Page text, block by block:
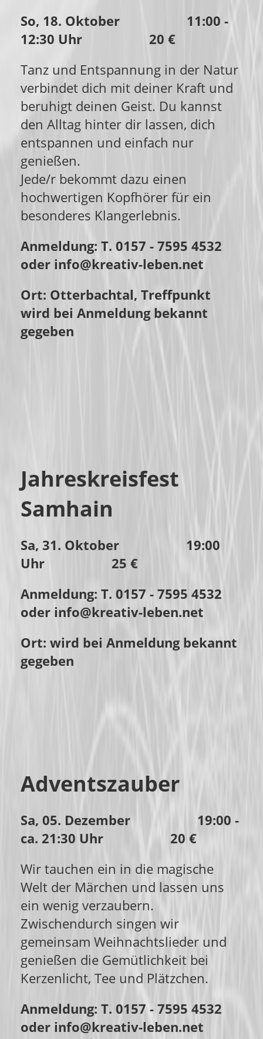
So, 18. Oktober 11:00 -
12:30 Uhr 20 €
Tanz und Entspannung in der Natur
verbindet dich mit deiner Kraft und
beruhigt deinen Geist. Du kannst
den Alltag hinter dir lassen, dich
entspannen und einfach nur
genießen.
Jede/r bekommt dazu einen
hochwertigen Kopfhörer für ein
besonderes Klangerlebnis.
Anmeldung: T. 0157 - 7595 4532
oder info@kreativ-leben.net
Ort: Otterbachtal, Treffpunkt
wird bei Anmeldung bekannt
gegeben
Jahreskreisfest
Samhain
Sa, 31. Oktober 19:00
Uhr 25 €
Anmeldung: T. 0157 - 7595 4532
oder info@kreativ-leben.net
Ort: wird bei Anmeldung bekannt
gegeben
Adventszauber
Sa, 05. Dezember 19:00 -
ca. 21:30 Uhr 20 €
Wir tauchen ein in die magische
Welt der Märchen und lassen uns
ein wenig verzaubern.
Zwischendurch singen wir
gemeinsam Weihnachtslieder und
genießen die Gemütlichkeit bei
Kerzenlicht, Tee und Plätzchen.
Anmeldung: T. 0157 - 7595 4532
oder info@kreativ-leben.net